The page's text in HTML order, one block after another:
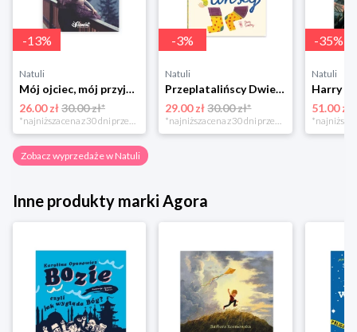
-13%
Natuli
Mój ojciec, mój przyjaciel Element
26.00 zł30.00 zł*
*najniższa cena z 30 dni przed obniżką
-3%
Natuli
Przeplatalińscy Dwie siostry
29.00 zł 30.00 zł*
*najniższa cena z 30 dni przed obniżką
-35%
Natuli
51.00 zł
Zobacz wyprzedaże w Natuli
Inne produkty marki Agora